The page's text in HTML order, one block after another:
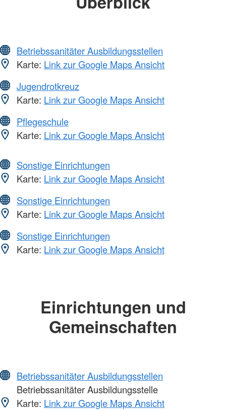
Betriebssanitäter Ausbildungsstellen
Karte: Link zur Google Maps Ansicht
Jugendrotkreuz
Karte: Link zur Google Maps Ansicht
Pflegeschule
Karte: Link zur Google Maps Ansicht
Sonstige Einrichtungen
Karte: Link zur Google Maps Ansicht
Sonstige Einrichtungen
Karte: Link zur Google Maps Ansicht
Sonstige Einrichtungen
Karte: Link zur Google Maps Ansicht
Einrichtungen und
Gemeinschaften
Betriebssanitäter Ausbildungsstellen
Betriebssanitäter Ausbildungsstelle
Karte: Link zur Google Maps Ansicht